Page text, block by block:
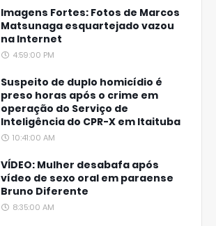
Imagens Fortes: Fotos de Marcos
Matsunaga esquartejado vazou
na Internet
4:59:00 PM
Suspeito de duplo homicídio é
preso horas após o crime em
operação do Serviço de
Inteligência do CPR-X em Itaituba
10:41:00 AM
VÍDEO: Mulher desabafa após
vídeo de sexo oral em paraense
Bruno Diferente
8:35:00 AM